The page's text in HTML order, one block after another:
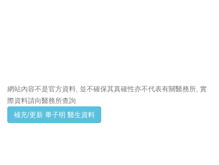
網站內容不是官方資料, 並不確保其真確性亦不代表有關醫務所, 實
際資料請向醫務所查詢
補充/更新 畢子明 醫生資料